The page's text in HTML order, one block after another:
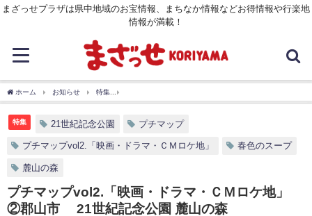
まざっせプラザは県中地域のお宝情報、まちなか情報などお得情報や行楽地
情報が満載！
ホーム お知らせ 特集
特集 21世紀記念公園 プチマップ
プチマップvol2.「映画・ドラマ・ＣＭロケ地」 春色のスープ
麓山の森
プチマップvol2.「映画・ドラマ・ＣＭロケ地」
②郡山市 21世紀記念公園 麓山の森